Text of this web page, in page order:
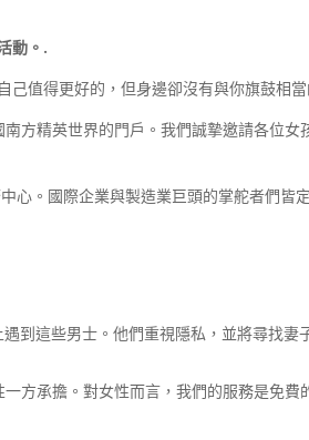
動。.
己值得更好的，但身邊卻沒有與你旗鼓相當
南方精英世界的門戶。我們誠摯邀請各位女
心。國際企業與製造業巨頭的掌舵者們皆
到這些男士。他們重視隱私，並將尋找妻
方承擔。對女性而言，我們的服務是免費